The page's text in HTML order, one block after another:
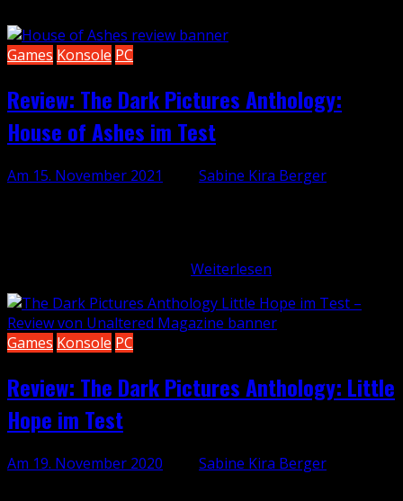
Games Konsole PC
Review: The Dark Pictures Anthology:
House of Ashes im Test
Am 15. November 2021
Sabine Kira Berger
Weiterlesen
Games Konsole PC
Review: The Dark Pictures Anthology: Little
Hope im Test
Am 19. November 2020
Sabine Kira Berger